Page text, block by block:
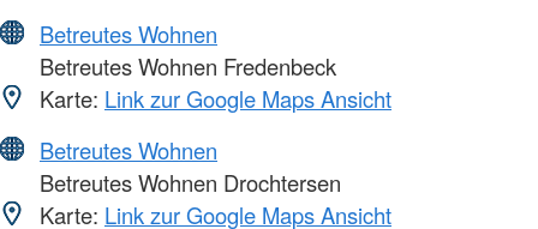
Betreutes Wohnen
Betreutes Wohnen Fredenbeck
Karte: Link zur Google Maps Ansicht
Betreutes Wohnen
Betreutes Wohnen Drochtersen
Karte: Link zur Google Maps Ansicht